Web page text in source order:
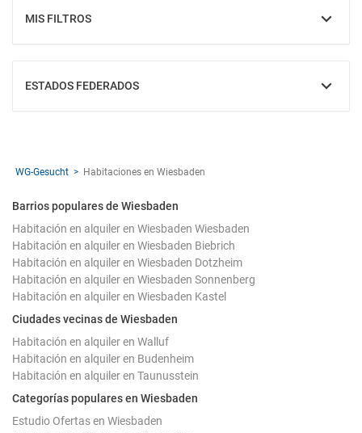
MIS FILTROS
MOSTRAR
ESTADOS FEDERADOS
MOSTRAR
WG-Gesucht Habitaciones en Wiesbaden
Barrios populares de Wiesbaden
Habitación en alquiler en Wiesbaden Wiesbaden
Habitación en alquiler en Wiesbaden Biebrich
Habitación en alquiler en Wiesbaden Dotzheim
Habitación en alquiler en Wiesbaden Sonnenberg
Habitación en alquiler en Wiesbaden Kastel
Ciudades vecinas de Wiesbaden
Habitación en alquiler en Walluf
Habitación en alquiler en Budenheim
Habitación en alquiler en Taunusstein
Categorías populares en Wiesbaden
Estudio Ofertas en Wiesbaden